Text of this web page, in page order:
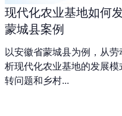
现代化农业基地如何
蒙城县案例
以安徽省蒙城县为例，从
析现代化农业基地的发展
转问题和乡村...